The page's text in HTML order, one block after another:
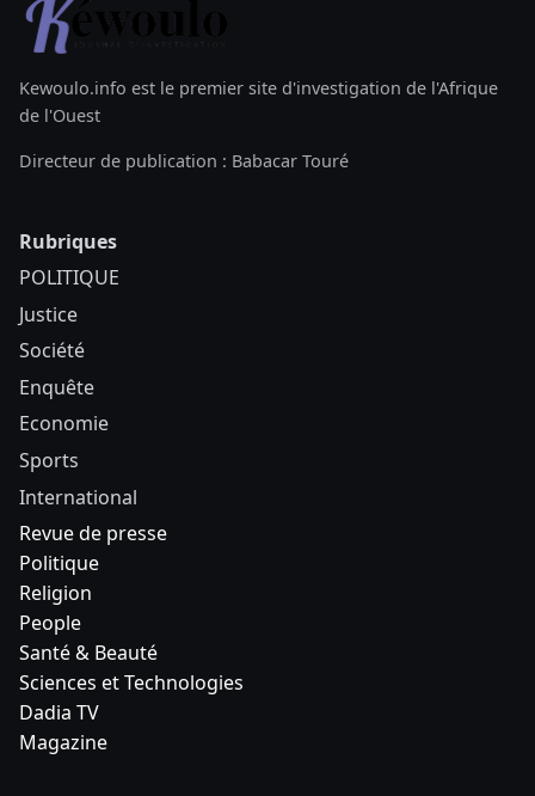
Kewoulo.info est le premier site d'investigation de l'Afrique
de l'Ouest
Directeur de publication : Babacar Touré
Rubriques
POLITIQUE
Justice
Société
Enquête
Economie
Sports
International
Revue de presse
Politique
Religion
People
Santé & Beauté
Sciences et Technologies
Dadia TV
Magazine